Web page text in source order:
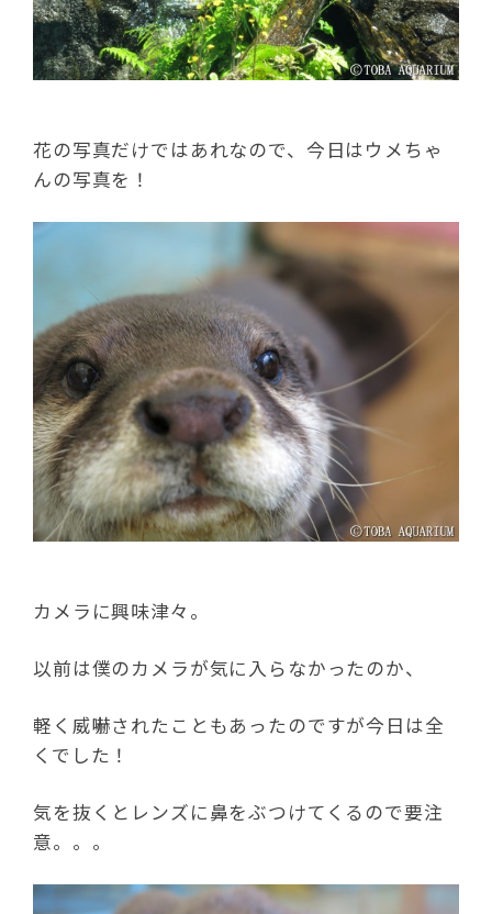
花の写真だけではあれなので、今日はウメちゃ
んの写真を！
カメラに興味津々。
以前は僕のカメラが気に入らなかったのか、
軽く威嚇されたこともあったのですが今日は全
くでした！
気を抜くとレンズに鼻をぶつけてくるので要注
意。。。